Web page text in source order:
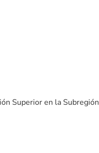
Superior en la Subregión